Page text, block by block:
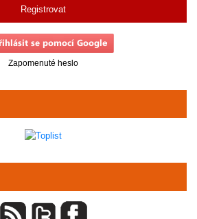
Registrovat
Zapomenuté heslo